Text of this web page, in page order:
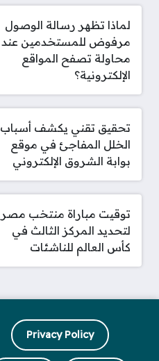
لماذا تظهر رسالة الوصول
مرفوض للمستخدمين عند
محاولة تصفح المواقع
الإلكترونية؟
تحقيق تقني يكشف أسباب
الخلل المفاجئ في موقع
بوابة الشروق الإلكتروني
توقيت مباراة منتخب مصر
لتحديد المركز الثالث في
كأس العالم للناشئات
Privacy Policy